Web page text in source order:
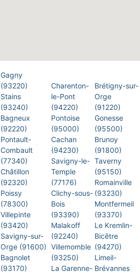
Gagny
(93220)
Stains
(93240)
Bagneux
(92220)
Pontault-
Combault
(77340)
Châtillon
(92320)
Poissy
(78300)
Villepinte
(93420)
Savigny-sur-
Orge (91600)
Bagnolet
(93170)
Charenton-
le-Pont
(94220)
Pontoise
(95000)
Cachan
(94230)
Savigny-le-
Temple
(77176)
Clichy-sous-
Bois
(93390)
Malakoff
(92240)
Villemomble
(93250)
La Garenne-
Brétigny-sur-
Orge
(91220)
Gonesse
(95500)
Brunoy
(91800)
Taverny
(95150)
Romainville
(93230)
Montfermeil
(93370)
Le Kremlin-
Bicêtre
(94270)
Limeil-
Brévannes